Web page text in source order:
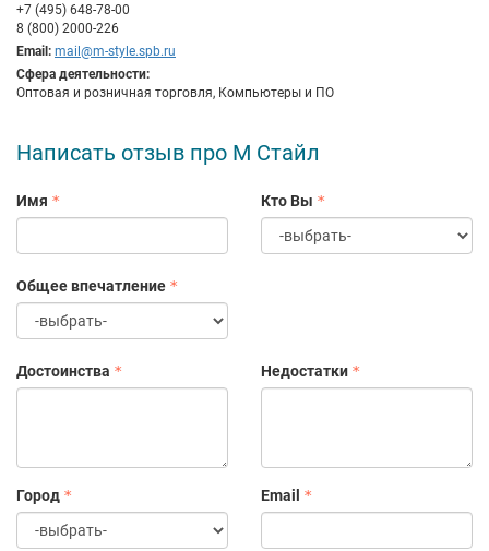
+7 (495) 648-78-00
8 (800) 2000-226
Email: mail@m-style.spb.ru
Сфера деятельности:
Оптовая и розничная торговля, Компьютеры и ПО
Написать отзыв про М Стайл
Имя Кто Вы
Общее впечатление
Достоинства Недостатки
Город Email